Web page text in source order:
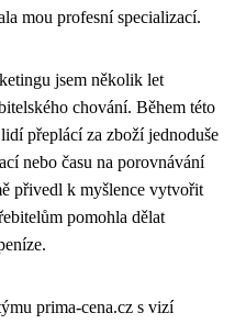
mou profesní specializací.
jsem několik let
chování. Během této
přeplácí za zboží jednoduše
nebo času na porovnávání
přivedl k myšlence vytvořit
pomohla dělat
prima-cena.cz s vizí